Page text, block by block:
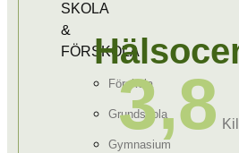
SKOLA
&
FÖRSKOLA
Förskola
Grundskola
Gymnasium
3,8